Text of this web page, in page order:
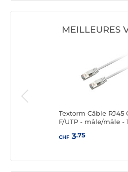
MEILLEURES
Textorm Câble RJ45
F/UTP - mâle/mâle -
CHF3.75